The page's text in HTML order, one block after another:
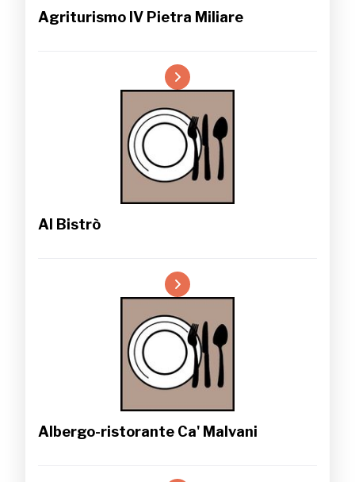
Agriturismo IV Pietra Miliare
Al Bistrò
Albergo-ristorante Ca' Malvani